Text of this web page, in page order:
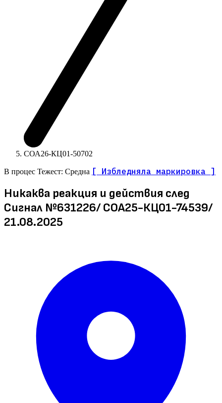
СОА26-КЦ01-50702
В процес Тежест: Средна [ Избледняла маркировка ]
Никаква реакция и действия след
Сигнал №631226/ СОА25-КЦ01-74539/
21.08.2025